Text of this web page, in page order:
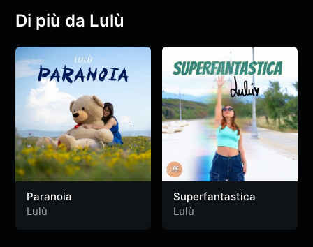
Di più da Lulù
Paranoia
Lulù
Superfantastica
Lulù